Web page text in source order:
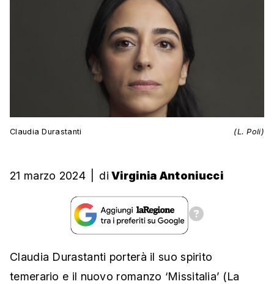
Claudia Durastanti (L. Poli)
21 marzo 2024 di Virginia Antoniucci
Claudia Durastanti porterà il suo spirito
temerario e il nuovo romanzo ‘Missitalia’ (La